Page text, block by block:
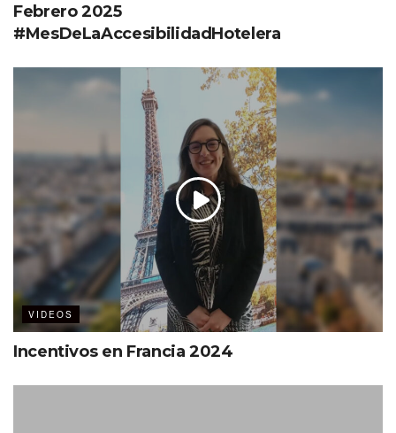
Febrero 2025
#MesDeLaAccesibilidadHotelera
VIDEOS
Incentivos en Francia 2024